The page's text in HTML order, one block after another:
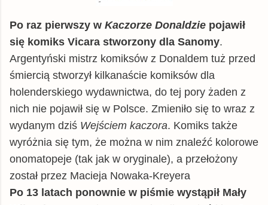
Po raz pierwszy w Kaczorze Donaldzie pojawił
się komiks Vicara stworzony dla Sanomy.
Argentyński mistrz komiksów z Donaldem tuż przed
śmiercią stworzył kilkanaście komiksów dla
holenderskiego wydawnictwa, do tej pory żaden z
nich nie pojawił się w Polsce. Zmieniło się to wraz z
wydanym dziś Wejściem kaczora. Komiks także
wyróżnia się tym, że można w nim znaleźć kolorowe
onomatopeje (tak jak w oryginale), a przełożony
został przez Macieja Nowaka-Kreyera
Po 13 latach ponownie w piśmie wystąpił Mały